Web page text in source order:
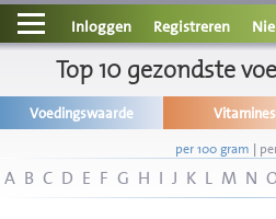
Contact
Informatie
Disclaimer
Inloggen Registreren
Top 10 gezondste
Voedingswaarde Vitamines
per 100 gram |
A B C D E F G H I J K L M N